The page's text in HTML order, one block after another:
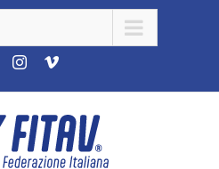
FacebookInstagramVimeo